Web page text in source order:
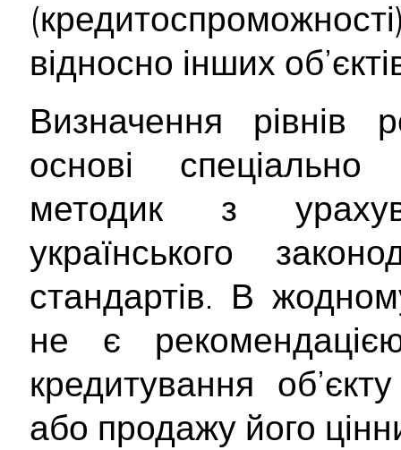
відносно інших
Визначення рівнів
основі спеціально
методик з
українського
стандартів. В
не є
кредитування
або продажу його